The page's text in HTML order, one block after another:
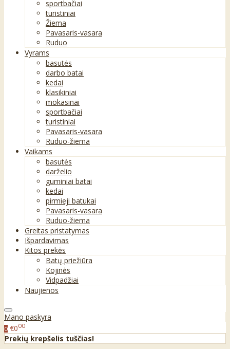
sportbačiai
turistiniai
Žiema
Pavasaris-vasara
Ruduo
Vyrams
basutės
darbo batai
kedai
klasikiniai
mokasinai
sportbačiai
turistiniai
Pavasaris-vasara
Ruduo-žiema
Vaikams
basutės
darželio
guminiai batai
kedai
pirmieji batukai
Pavasaris-vasara
Ruduo-žiema
Greitas pristatymas
Išpardavimas
Kitos prekės
Batų priežiūra
Kojinės
Vidpadžiai
Naujienos
Mano paskyra
0 €000
Prekių krepšelis tuščias!